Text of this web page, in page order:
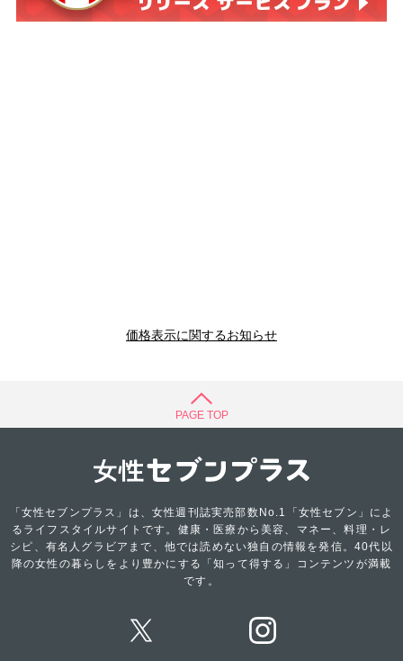
価格表示に関するお知らせ
PAGE TOP
「女性セブンプラス」は、女性週刊誌実売部数No.1「女性セブン」によ
るライフスタイルサイトです。健康・医療から美容、マネー、料理・レ
シピ、有名人グラビアまで、他では読めない独自の情報を発信。40代以
降の女性の暮らしをより豊かにする「知って得する」コンテンツが満載
です。